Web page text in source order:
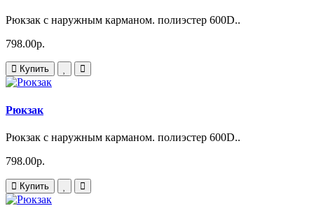
Рюкзак с наружным карманом. полиэстер 600D..
798.00р.
Купить
Рюкзак
Рюкзак с наружным карманом. полиэстер 600D..
798.00р.
Купить